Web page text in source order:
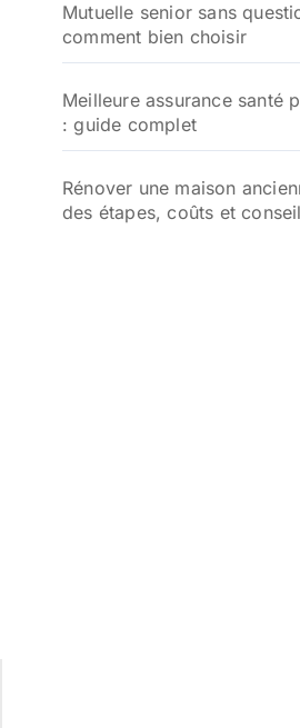
Mutuelle senior sans
comment bien choisir
Meilleure assurance santé
: guide complet
Rénover une maison
des étapes, coûts et